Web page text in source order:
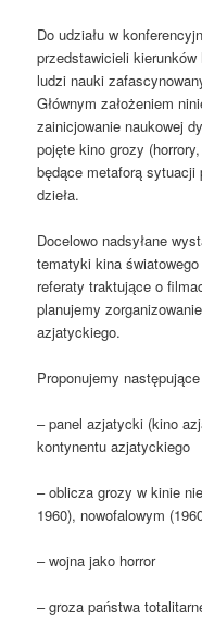
Do udziału w
przedstawicieli
ludzi nauki
Głównym założeniem
zainicjowanie naukowej
pojęte kino grozy
będące metaforą
dzieła.
Docelowo nadsyłane
tematyki kina
referaty traktujące o
planujemy
azjatyckiego.
Proponujemy
– panel azjatycki (kino
kontynentu azjatyckiego
– oblicza grozy w kinie
1960), nowofalowym
– wojna jako horror
– groza państwa